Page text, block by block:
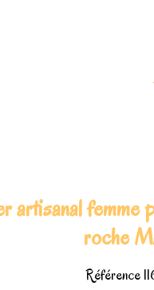
artisanal femme
roche
Référence